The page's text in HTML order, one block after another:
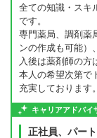
全ての知識・スキ
です。
専門薬局、調剤薬
ンの作成も可能）
入後は薬剤師の方
本人の希望次第で
充実しております。
キャリアアドバイ
正社員、パー